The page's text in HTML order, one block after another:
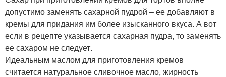
допустимо заменять сахарной пудрой – ее добавляют в
кремы для придания им более изысканного вкуса. А вот
если в рецепте указывается сахарная пудра, то заменять
ее сахаром не следует.
Идеальным маслом для приготовления кремов
считается натуральное сливочное масло, жирность